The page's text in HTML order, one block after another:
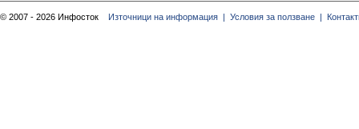
© 2007 - 2026 Инфосток Източници на информация | Условия за ползване |